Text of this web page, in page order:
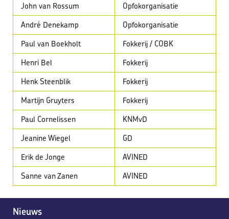
Nieuws
John van Rossum
Opfokorganisatie
André Denekamp
Opfokorganisatie
Paul van Boekholt
Fokkerij / COBK
Henri Bel
Fokkerij
Henk Steenblik
Fokkerij
Martijn Gruyters
Fokkerij
Paul Cornelissen
KNMvD
Jeanine Wiegel
GD
Erik de Jonge
AVINED
Sanne van Zanen
AVINED